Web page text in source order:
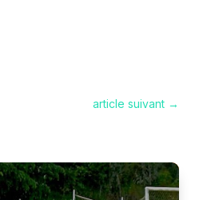
article suivant →